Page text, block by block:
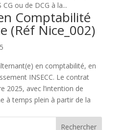
ou de DCG à la...
Comptabilité
(Réf Nice_002)
en comptabilité, en
INSECC. Le contrat
2025, avec l’intention de
à temps plein à partir de la
Rechercher